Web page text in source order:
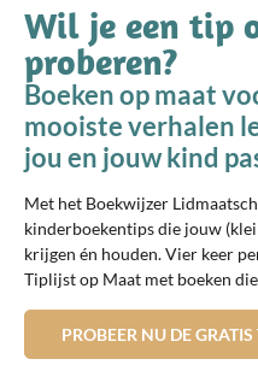
Wil je een tip
proberen?
Boeken op maat
mooiste verhalen
jou en jouw kind
Met het Boekwijzer
kinderboekentips die jouw
krijgen én houden. Vier keer
Tiplijst op Maat met boeken
PROBEER NU DE GRATIS